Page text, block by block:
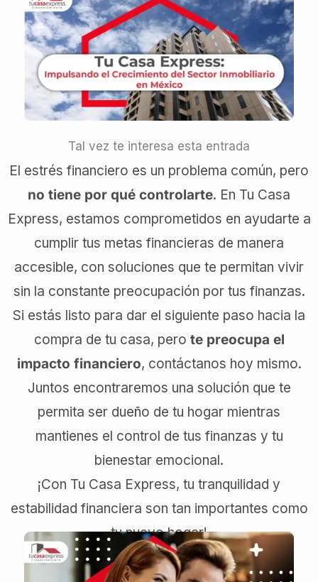
Tal vez te interesa esta entrada
El estrés financiero es un problema común, pero
no tiene por qué controlarte. En Tu Casa
Express, estamos comprometidos en ayudarte a
cumplir tus metas financieras de manera
accesible, con soluciones que te permitan vivir
sin la constante preocupación por tus finanzas.
Si estás listo para dar el siguiente paso hacia la
compra de tu casa, pero te preocupa el
impacto financiero, contáctanos hoy mismo.
Juntos encontraremos una solución que te
permita ser dueño de tu hogar mientras
mantienes el control de tus finanzas y tu
bienestar emocional.
¡Con Tu Casa Express, tu tranquilidad y
estabilidad financiera son tan importantes como
tu nuevo hogar!